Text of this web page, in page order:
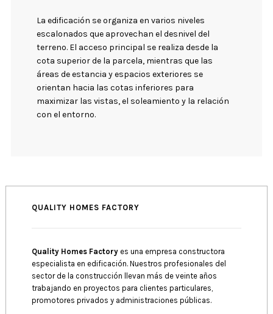
La edificación se organiza en varios niveles
escalonados que aprovechan el desnivel del
terreno. El acceso principal se realiza desde la
cota superior de la parcela, mientras que las
áreas de estancia y espacios exteriores se
orientan hacia las cotas inferiores para
maximizar las vistas, el soleamiento y la relación
con el entorno.
QUALITY HOMES FACTORY
Quality Homes Factoryes una empresa constructora
especialista en edificación. Nuestros profesionales del
sector de la construcción llevan más de veinte años
trabajando en proyectos para clientes particulares,
promotores privados y administraciones públicas.